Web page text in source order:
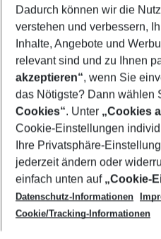
Mehr Filter
Footer
Footer navigation
Über uns
AGB
Cookie-Einstellungen ändern
Cookie-Richtlinie
Datenschutz
Service & Hilfe
Barrierefreies Reisen
Check-in
Folgen Sie uns
Dadurch können wir die
verstehen und verbessern,
Inhalte, Angebote und
relevant sind und zu Ihnen
akzeptieren“, wenn Sie
das Nötigste? Dann wählen
Cookies“. Unter „Cookies
Cookie-Einstellungen
Ihre Privatsphäre-
jederzeit ändern oder
einfach unten auf „Cookie-
Datenschutz-Informationen
Cookie/Tracking-Informationen